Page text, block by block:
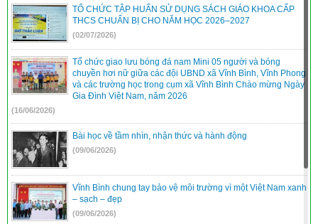
TỔ CHỨC TẬP HUẤN SỬ DỤNG SÁCH GIÁO KHOA CẤP
THCS CHUẨN BỊ CHO NĂM HỌC 2026–2027
(02/07/2026)
Tổ chức giao lưu bóng đá nam Mini 05 người và bóng
chuyền hơi nữ giữa các đội UBND xã Vĩnh Bình, Vĩnh Phong
và các trường học trong cụm xã Vĩnh Bình Chào mừng Ngày
Gia Đình Việt Nam, năm 2026
(16/06/2026)
Bài học về tầm nhìn, nhận thức và hành động
(09/06/2026)
Vĩnh Bình chung tay bảo vệ môi trường vì một Việt Nam xanh
– sạch – đẹp
(09/06/2026)